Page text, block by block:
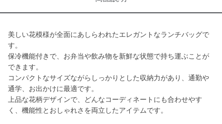
美しい花模様が全面にあしらわれたエレガントなランチバッグで
す。
保冷機能付きで、お弁当や飲み物を新鮮な状態で持ち運ぶことが
できます。
コンパクトなサイズながらしっかりとした収納力があり、通勤や
通学、お出かけに最適です。
上品な花柄デザインで、どんなコーディネートにも合わせやす
く、機能性とおしゃれさを両立したアイテムです。